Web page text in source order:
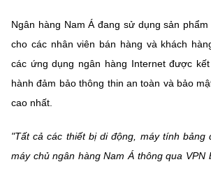
Ngân hàng Nam Á đang sử dụng sản
cho các nhân viên bán hàng và khách
các ứng dụng ngân hàng Internet được
hành đảm bảo thông thin an toàn và bảo
cao nhất.
"Tất cả các thiết bị di động, máy tính bảng
máy chủ ngân hàng Nam Á thông qua VPN